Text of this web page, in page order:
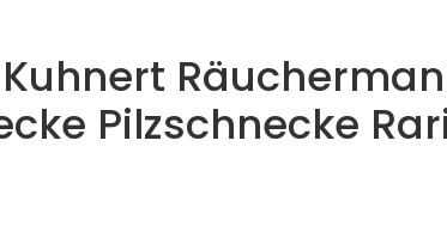
Pilzschnecke